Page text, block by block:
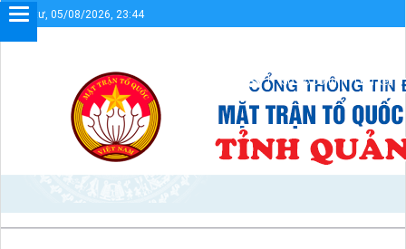
Thứ tư, 05/08/2026, 23:44
tin điện tử UBMTTQVN tỉnh Quảng Trị
Sơ đồ cổng Liên kết